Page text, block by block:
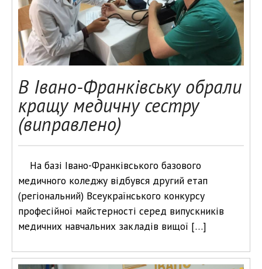
В Івано-Франківську обрали
кращу медичну сестру
(виправлено)
На базі Івано-Франківського базового
медичного коледжу відбувся другий етап
(регіональний) Всеукраїнського конкурсу
професійної майстерності серед випускників
медичних навчальних закладів вищої […]